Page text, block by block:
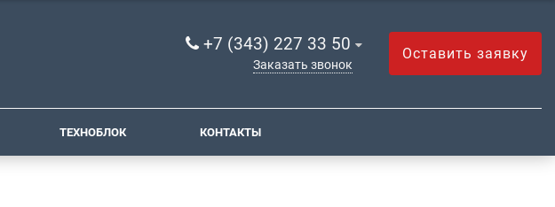
+7 (343) 227 33 50
Заказать звонок
Оставить заявку
ТЕХНОБЛОК КОНТАКТЫ